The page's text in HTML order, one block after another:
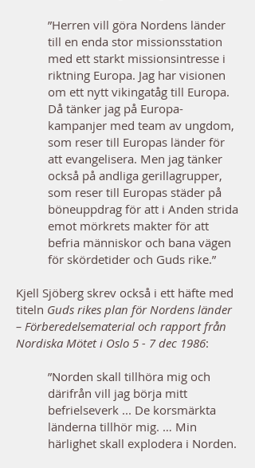
”Herren vill göra Nordens länder
till en enda stor missionsstation
med ett starkt missionsintresse i
riktning Europa. Jag har visionen
om ett nytt vikingatåg till Europa.
Då tänker jag på Europa-
kampanjer med team av ungdom,
som reser till Europas länder för
att evangelisera. Men jag tänker
också på andliga gerillagrupper,
som reser till Europas städer på
böneuppdrag för att i Anden strida
emot mörkrets makter för att
befria människor och bana vägen
för skördetider och Guds rike.”
Kjell Sjöberg skrev också i ett häfte med
titeln Guds rikes plan för Nordens länder
– Förberedelsematerial och rapport från
Nordiska Mötet i Oslo 5 - 7 dec 1986:
”Norden skall tillhöra mig och
därifrån vill jag börja mitt
befrielseverk ... De korsmärkta
länderna tillhör mig. … Min
härlighet skall explodera i Norden.